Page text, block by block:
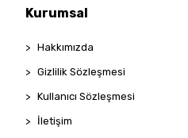
PENTİ
Kurumsal
Hakkımızda
Gizlilik Sözleşmesi
Kullanıcı Sözleşmesi
İletişim